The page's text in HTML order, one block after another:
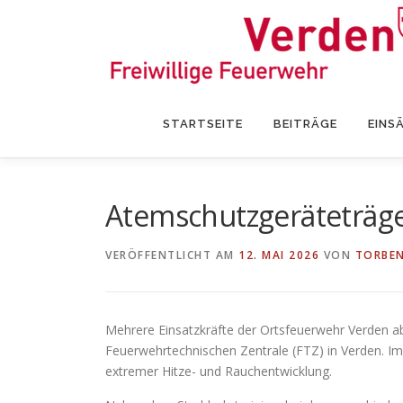
STARTSEITE BEITRÄGE
VERÖFFENTLICHT AM 12. MAI 2026 VON
Mehrere Einsatzkräfte der Ortsfeuerwehr Verden
Feuerwehrtechnischen Zentrale (FTZ) in Verden.
extremer Hitze- und Rauchentwicklung.